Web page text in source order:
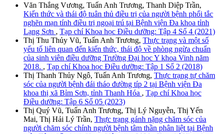
Văn Thắng Vương, Tuấn Anh Trương, Thanh Diệp Trần,
Kiến thức và thái độ tuân thủ điều trị của người bệnh phổi tắc
nghẽn mạn tính điều trị ngoại trú tại Bệnh viện Đa khoa tỉnh
Lạng Sơn , Tạp chí Khoa học Điều dưỡng: Tập 4 Số 4 (2021)
Thị Thu Thủy Vũ, Tuấn Anh Trương, Thực trạng và một số
yếu tố liên quan đến kiến thức, thái độ về phòng ngừa chuẩn
của sinh viên điều dưỡng Trường Đại học Y khoa Vinh năm
2018. , Tạp chí Khoa học Điều dưỡng: Tập 1 Số 2 (2018)
Thị Thanh Thủy Ngô, Tuấn Anh Trương, Thực trạng tự chăm
sóc của người bệnh đái tháo đường típ 2 tại Bệnh viện Đa
khoa thị xã Bỉm Sơn, tỉnh Thanh Hóa , Tạp chí Khoa học
Điều dưỡng: Tập 6 Số 05 (2023)
Thị Quý Vũ, Tuấn Anh Trương, Thị Lý Nguyễn, Thị Yến
Mai, Thị Hải Lý Trần, Thực trạng gánh nặng chăm sóc của
người chăm sóc chính người bệnh tâm thần phân liệt tại Bệnh